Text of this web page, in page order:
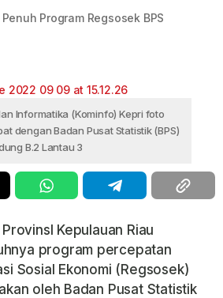
Program Regsosek BPS
Informatika (Kominfo) Kepri foto
dengan Badan Pusat Statistik (BPS)
B.2 Lantau 3
Kepulauan Riau
program percepatan
Sosial Ekonomi (Regsosek)
oleh Badan Pusat Statistik